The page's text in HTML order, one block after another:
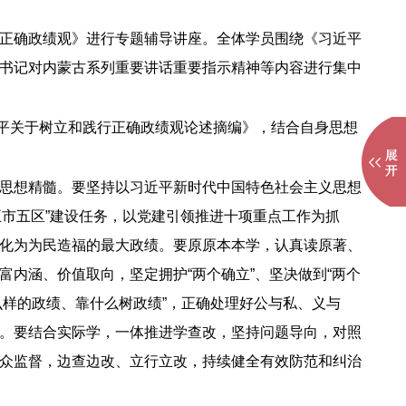
确政绩观》进行专题辅导讲座。全体学员围绕《习近平
记对内蒙古系列重要讲话重要指示精神等内容进行集中
关于树立和践行正确政绩观论述摘编》，结合自身思想
想精髓。要坚持以习近平新时代中国特色社会主义思想
五区”建设任务，以党建引领推进十项重点工作为抓
为民造福的最大政绩。要原原本本学，认真读原著、
涵、价值取向，坚定拥护“两个确立”、坚决做到“两个
的政绩、靠什么树政绩”，正确处理好公与私、义与
要结合实际学，一体推进学查改，坚持问题导向，对照
监督，边查边改、立行立改，持续健全有效防范和纠治